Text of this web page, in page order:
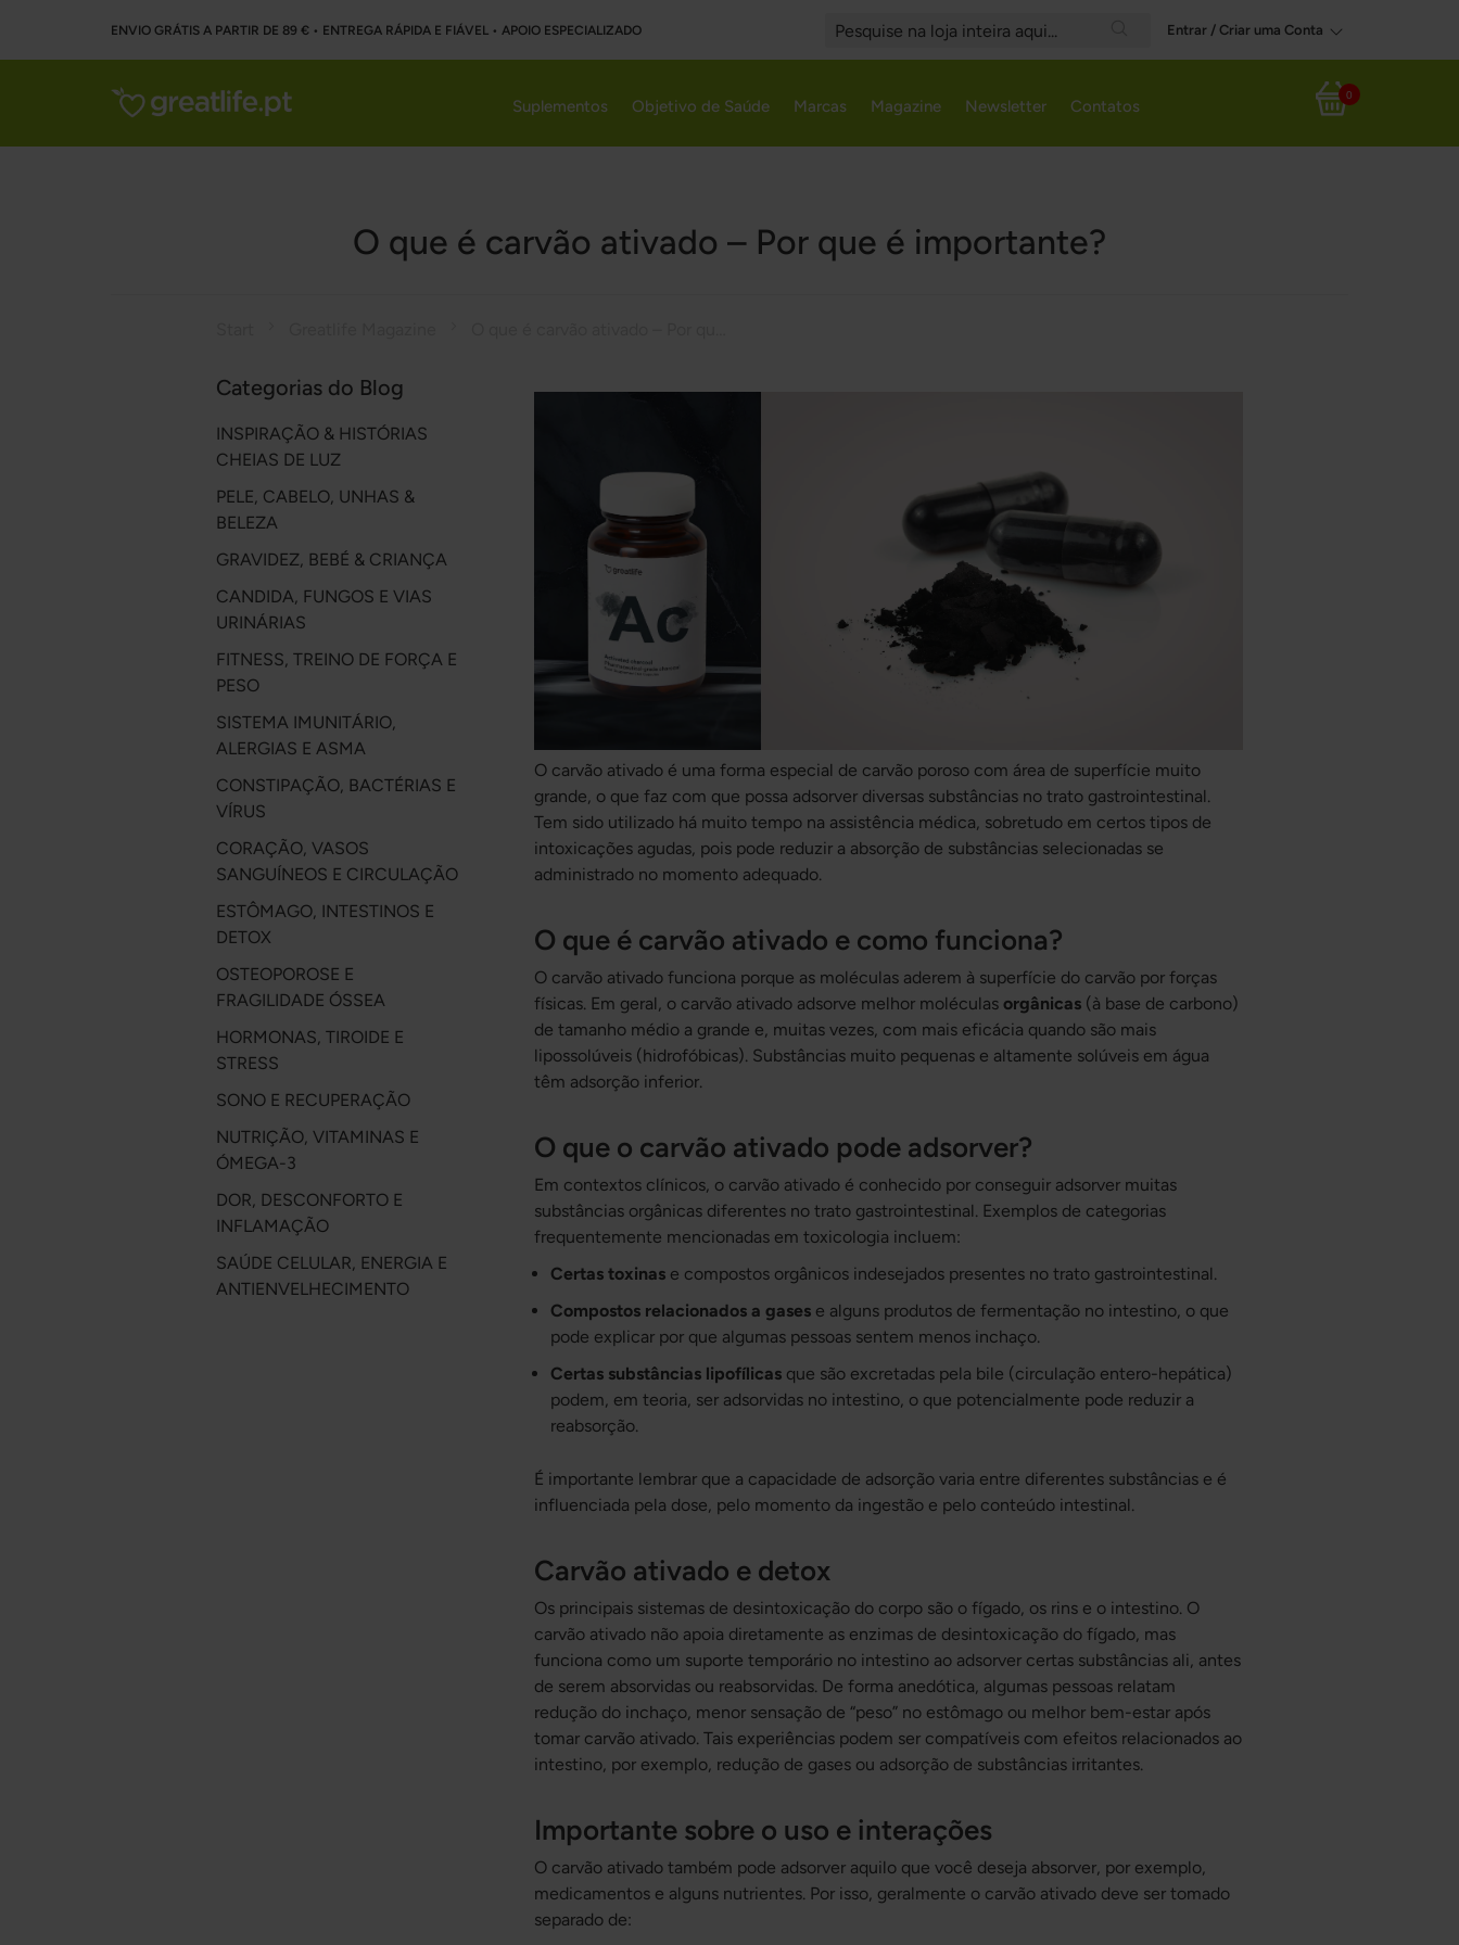
ENVIO GRÁTIS A PARTIR DE 89 € • ENTREGA RÁPIDA E FIÁVEL • APOIO ESPECIALIZADO
Search
Entrar / Criar uma Conta
Meu Carrinho
0
Suplementos Objetivo de Saúde Marcas Magazine Newsletter Contatos
O que é carvão ativado – Por que é importante?
O carvão ativado é uma forma especial de carvão poroso com área de superfície muito
grande, o que faz com que possa adsorver diversas substâncias no trato gastrointestinal.
Tem sido utilizado há muito tempo na assistência médica, sobretudo em certos tipos de
intoxicações agudas, pois pode reduzir a absorção de substâncias selecionadas se
administrado no momento adequado.
O que é carvão ativado e como funciona?
O carvão ativado funciona porque as moléculas aderem à superfície do carvão por forças
físicas. Em geral, o carvão ativado adsorve melhor moléculasorgânicas (à base de carbono)
de tamanho médio a grande e, muitas vezes, com mais eficácia quando são mais
lipossolúveis (hidrofóbicas). Substâncias muito pequenas e altamente solúveis em água
têm adsorção inferior.
O que o carvão ativado pode adsorver?
Em contextos clínicos, o carvão ativado é conhecido por conseguir adsorver muitas
substâncias orgânicas diferentes no trato gastrointestinal. Exemplos de categorias
frequentemente mencionadas em toxicologia incluem:
Certas toxinas e compostos orgânicos indesejados presentes no trato gastrointestinal.
Compostos relacionados a gases e alguns produtos de fermentação no intestino, o que
pode explicar por que algumas pessoas sentem menos inchaço.
Certas substâncias lipofílicas que são excretadas pela bile (circulação entero-hepática)
podem, em teoria, ser adsorvidas no intestino, o que potencialmente pode reduzir a
reabsorção.
É importante lembrar que a capacidade de adsorção varia entre diferentes substâncias e é
influenciada pela dose, pelo momento da ingestão e pelo conteúdo intestinal.
Carvão ativado e detox
Os principais sistemas de desintoxicação do corpo são o fígado, os rins e o intestino. O
carvão ativado não apoia diretamente as enzimas de desintoxicação do fígado, mas
funciona como um suporte temporário no intestino ao adsorver certas substâncias ali, antes
de serem absorvidas ou reabsorvidas. De forma anedótica, algumas pessoas relatam
redução do inchaço, menor sensação de “peso” no estômago ou melhor bem-estar após
tomar carvão ativado. Tais experiências podem ser compatíveis com efeitos relacionados ao
intestino, por exemplo, redução de gases ou adsorção de substâncias irritantes.
Importante sobre o uso e interações
O carvão ativado também pode adsorver aquilo que você deseja absorver, por exemplo,
medicamentos e alguns nutrientes. Por isso, geralmente o carvão ativado deve ser tomado
separado de:
Categorias do Blog
INSPIRAÇÃO & HISTÓRIAS
CHEIAS DE LUZ
PELE, CABELO, UNHAS &
BELEZA
GRAVIDEZ, BEBÉ & CRIANÇA
CANDIDA, FUNGOS E VIAS
URINÁRIAS
FITNESS, TREINO DE FORÇA E
PESO
SISTEMA IMUNITÁRIO,
ALERGIAS E ASMA
CONSTIPAÇÃO, BACTÉRIAS E
VÍRUS
CORAÇÃO, VASOS
SANGUÍNEOS E CIRCULAÇÃO
ESTÔMAGO, INTESTINOS E
DETOX
OSTEOPOROSE E
FRAGILIDADE ÓSSEA
HORMONAS, TIROIDE E
STRESS
SONO E RECUPERAÇÃO
NUTRIÇÃO, VITAMINAS E
ÓMEGA-3
DOR, DESCONFORTO E
INFLAMAÇÃO
SAÚDE CELULAR, ENERGIA E
ANTIENVELHECIMENTO